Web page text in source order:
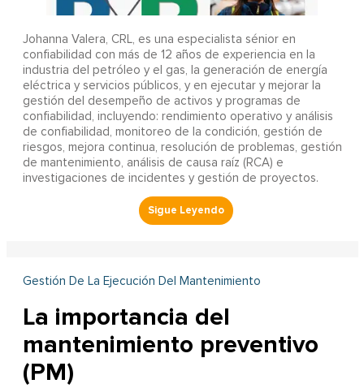
Johanna Valera, CRL, es una especialista sénior en
confiabilidad con más de 12 años de experiencia en la
industria del petróleo y el gas, la generación de energía
eléctrica y servicios públicos, y en ejecutar y mejorar la
gestión del desempeño de activos y programas de
confiabilidad, incluyendo: rendimiento operativo y análisis
de confiabilidad, monitoreo de la condición, gestión de
riesgos, mejora continua, resolución de problemas, gestión
de mantenimiento, análisis de causa raíz (RCA) e
investigaciones de incidentes y gestión de proyectos.
Gestión De La Ejecución Del Mantenimiento
La importancia del
mantenimiento preventivo
(PM)